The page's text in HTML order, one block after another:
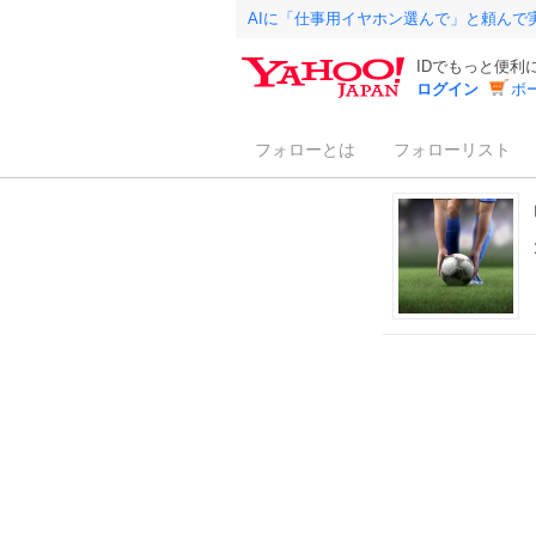
AIに「仕事用イヤホン選んで」と頼んで
IDでもっと便利
ログイン
ボ
フォローとは フォローリスト